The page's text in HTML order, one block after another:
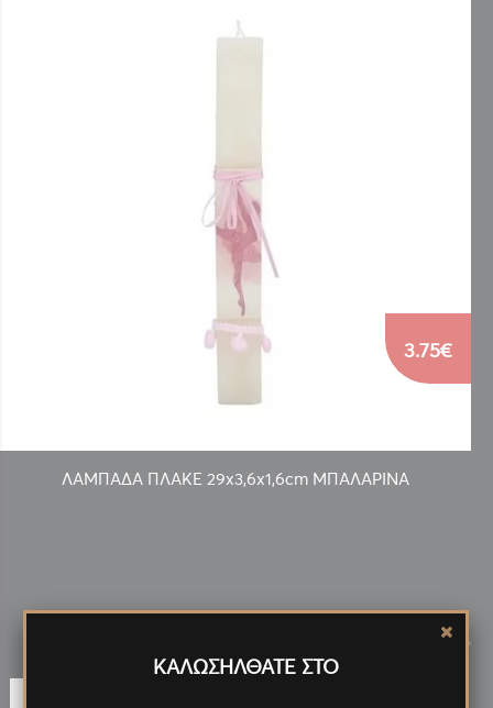
ΛΑΜΠΑΔΑ ΠΛΑΚΕ 29x3,6x1,6cm ΜΠΑΛΑΡΙΝΑ
3.75€
ΝέαΠροϊόντα <
>
ΚΑΛΩΣΗΛΘΑΤΕ ΣΤΟ